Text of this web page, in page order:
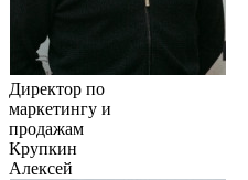
Директор по
маркетингу и
продажам
Крупкин
Алексей